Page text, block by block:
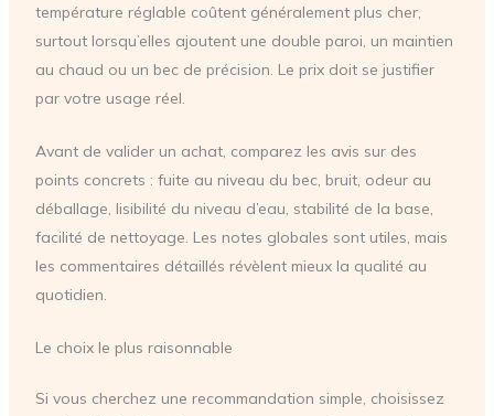
température réglable coûtent généralement plus cher,
surtout lorsqu’elles ajoutent une double paroi, un maintien
au chaud ou un bec de précision. Le prix doit se justifier
par votre usage réel.
Avant de valider un achat, comparez les avis sur des
points concrets : fuite au niveau du bec, bruit, odeur au
déballage, lisibilité du niveau d’eau, stabilité de la base,
facilité de nettoyage. Les notes globales sont utiles, mais
les commentaires détaillés révèlent mieux la qualité au
quotidien.
Le choix le plus raisonnable
Si vous cherchez une recommandation simple, choisissez